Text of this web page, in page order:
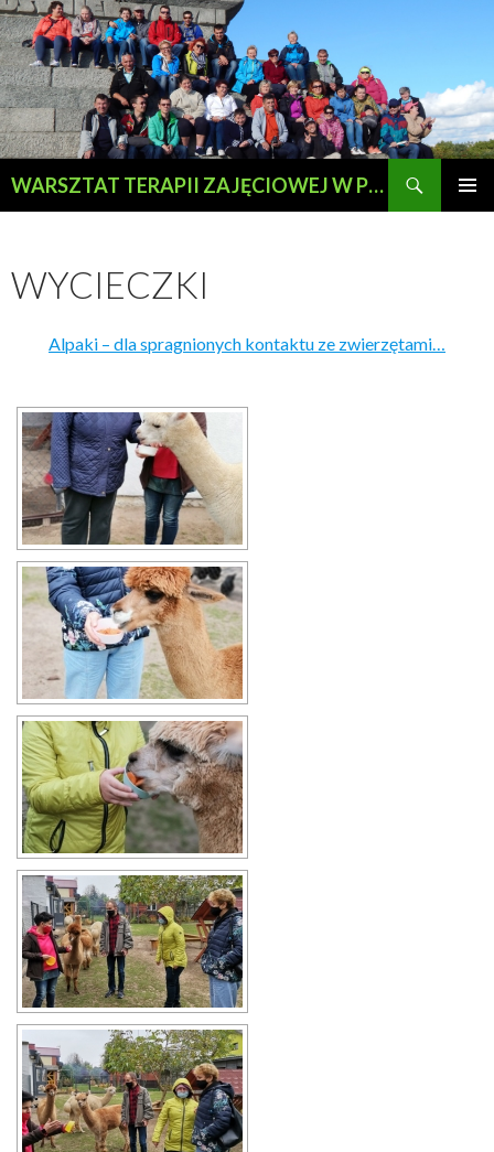
WARSZTAT TERAPII ZAJĘCIOWEJ W PRZEWOZIE
WYCIECZKI
Alpaki – dla spragnionych kontaktu ze zwierzętami…